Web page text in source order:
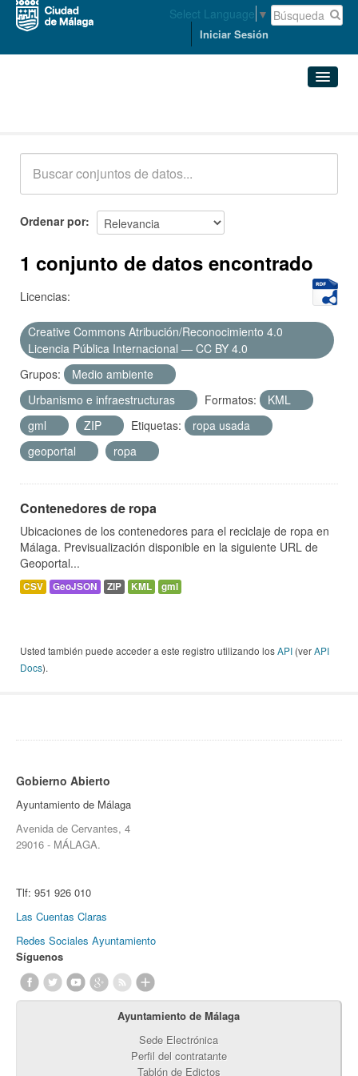
Select Language ▼
Iniciar Sesión
Acerca de
Ordenar por
1 conjunto de datos encontrado
Licencias:
Creative Commons Atribución/Reconocimiento 4.0
Licencia Pública Internacional — CC BY 4.0
Grupos:
Medio ambiente
Urbanismo e infraestructuras
Formatos:
KML
gml
ZIP Etiquetas:
ropa usada
geoportal
ropa
Contenedores de ropa
Ubicaciones de los contenedores para el reciclaje de ropa en
Málaga. Previsualización disponible en la siguiente URL de
Geoportal...
CSV GeoJSON ZIP KML gml
Usted también puede acceder a este registro utilizando losAPI (verAPI
Docs).
Gobierno Abierto
Ayuntamiento de Málaga
Avenida de Cervantes, 4
29016 - MÁLAGA.
Tlf: 951 926 010
Las Cuentas Claras
Redes Sociales Ayuntamiento
Síguenos
Ayuntamiento de Málaga
Sede Electrónica
Perfil del contratante
Tablón de Edictos